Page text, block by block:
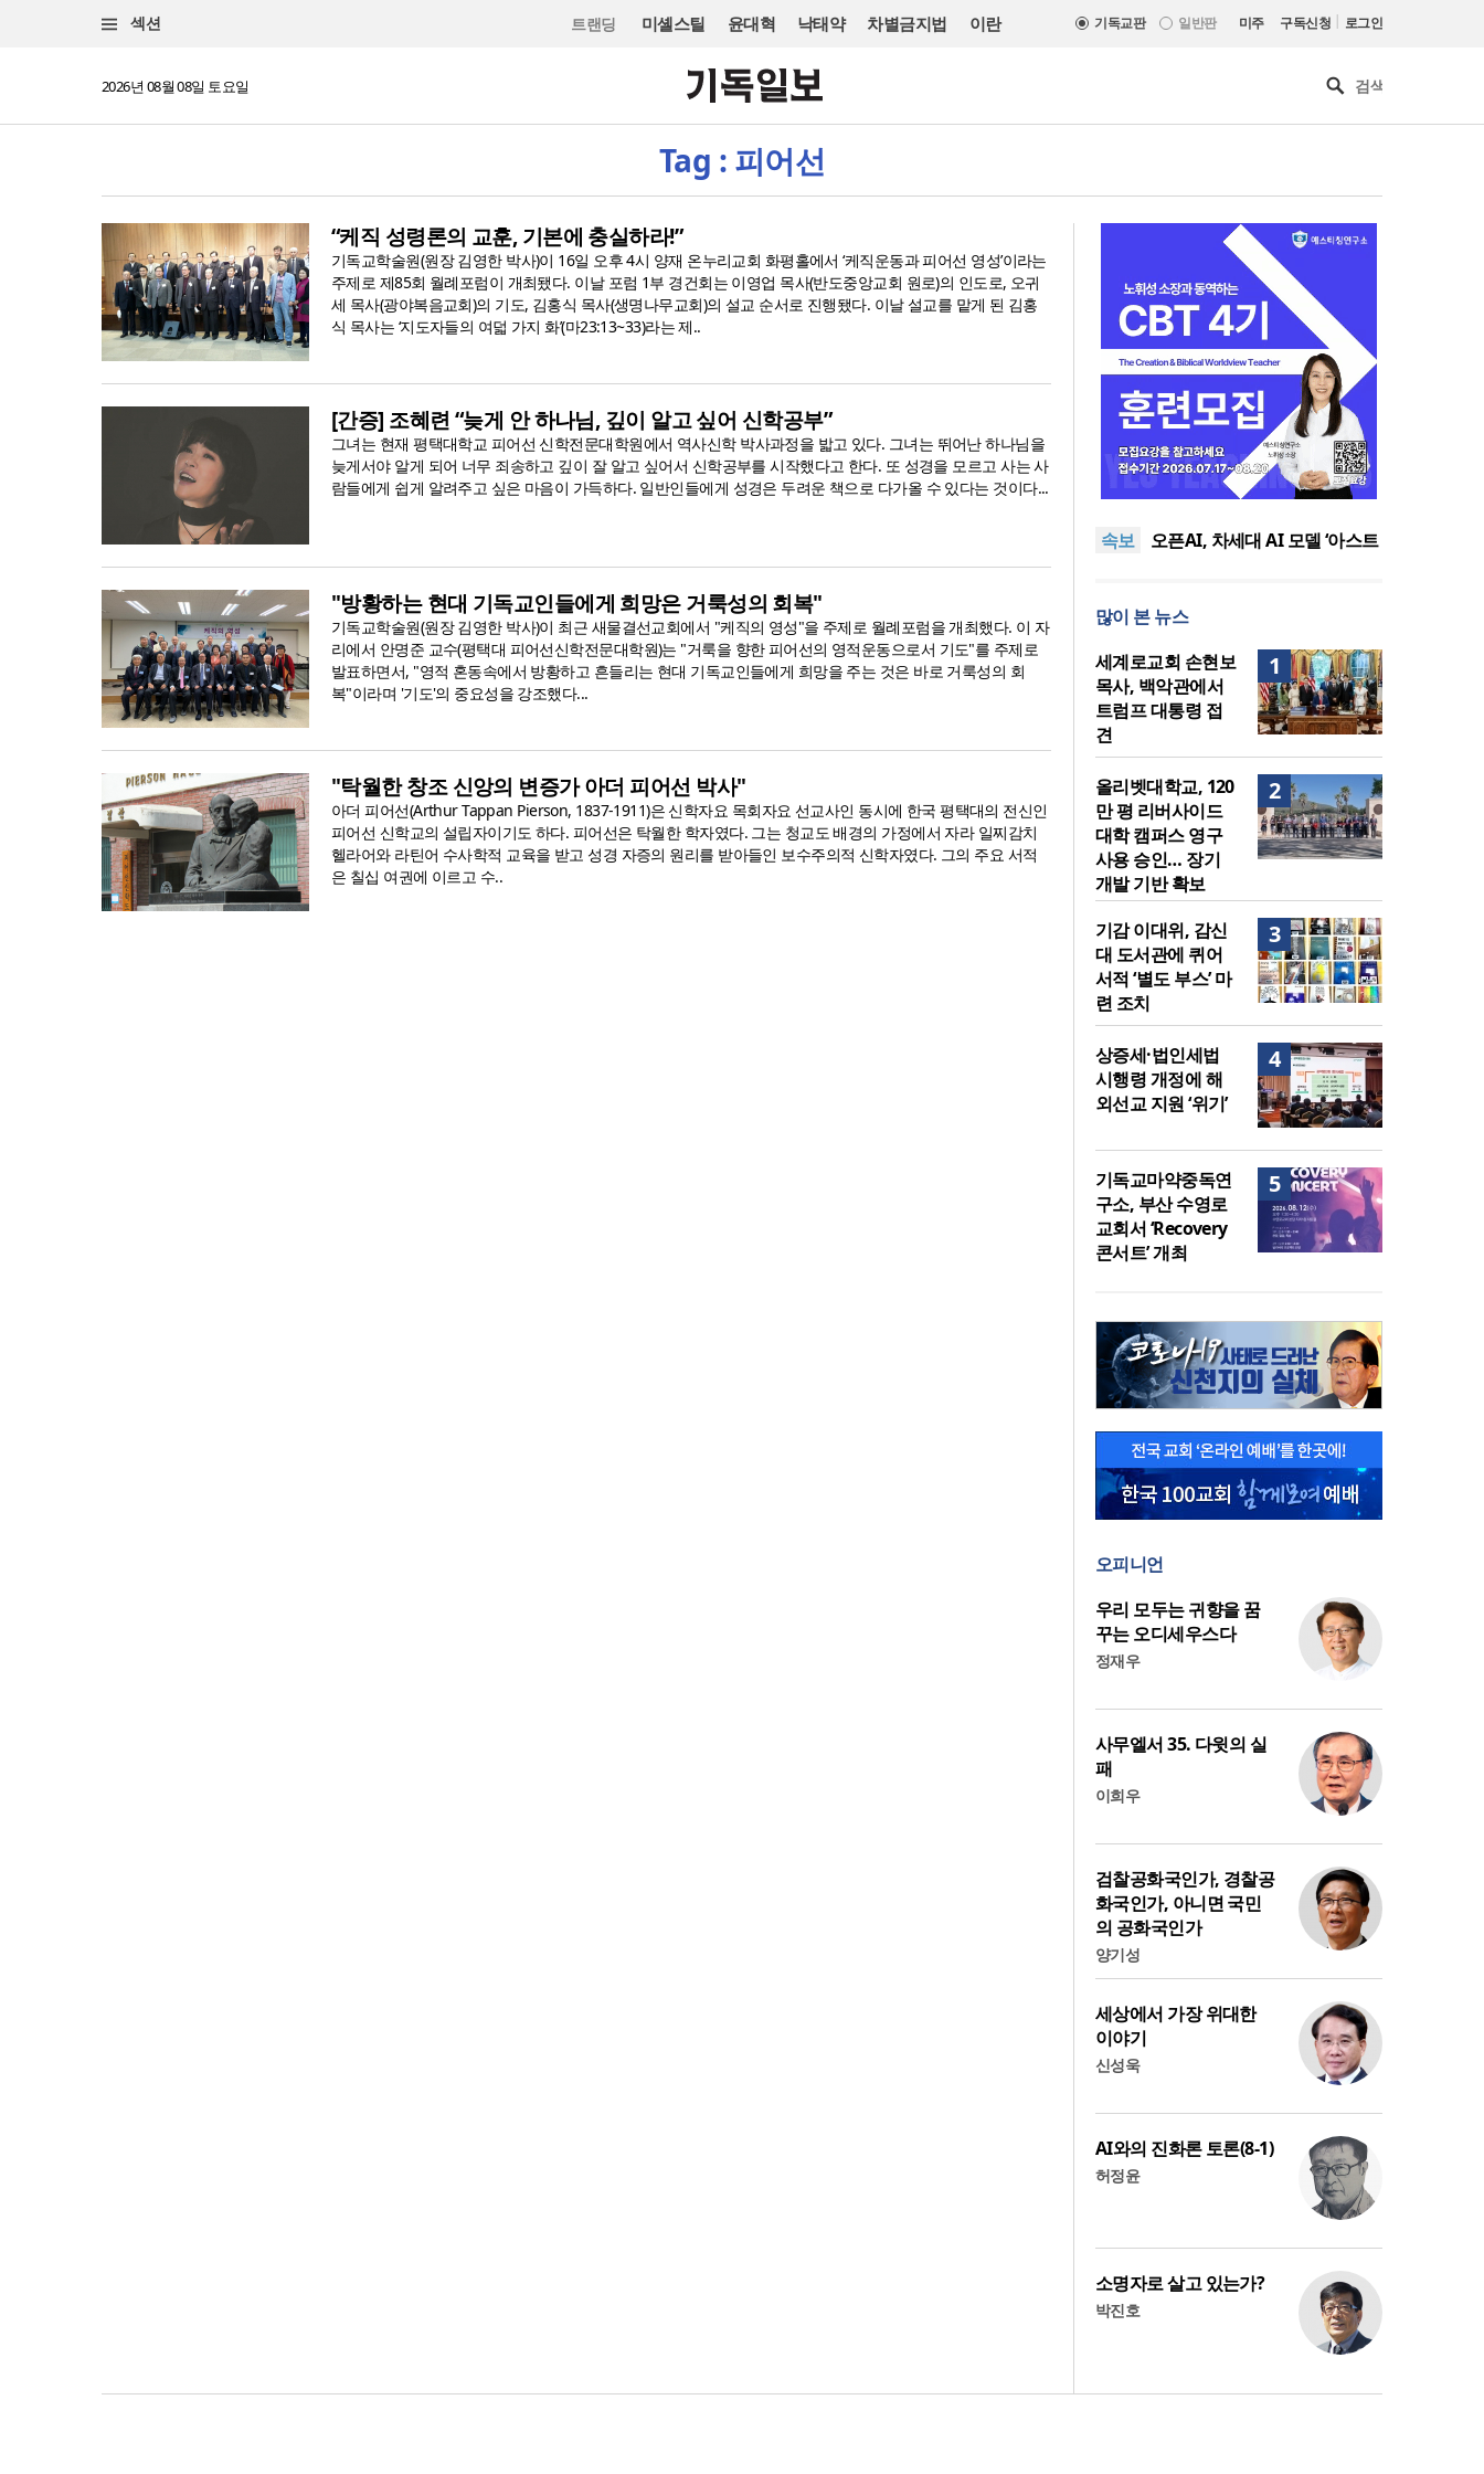
섹션 트랜딩 미셸스틸 윤대혁 낙태약 차별금지법 이란 기독교판 일반판 미주 구독신청 | 로그인
2026년 08월 08일 토요일
Tag : 피어선
“케직 성령론의 교훈, 기본에 충실하라!”
기독교학술원(원장 김영한 박사)이 16일 오후 4시 양재 온누리교회 화평홀에서 ‘케직운동과 피어선 영성’이라는
주제로 제85회 월례포럼이 개최됐다. 이날 포럼 1부 경건회는 이영업 목사(반도중앙교회 원로)의 인도로, 오귀
세 목사(광야복음교회)의 기도, 김홍식 목사(생명나무교회)의 설교 순서로 진행됐다. 이날 설교를 맡게 된 김홍
식 목사는 ‘지도자들의 여덟 가지 화’(마23:13~33)라는 제..
[간증] 조혜련 “늦게 안 하나님, 깊이 알고 싶어 신학공부”
그녀는 현재 평택대학교 피어선 신학전문대학원에서 역사신학 박사과정을 밟고 있다. 그녀는 뛰어난 하나님을
늦게서야 알게 되어 너무 죄송하고 깊이 잘 알고 싶어서 신학공부를 시작했다고 한다. 또 성경을 모르고 사는 사
람들에게 쉽게 알려주고 싶은 마음이 가득하다. 일반인들에게 성경은 두려운 책으로 다가올 수 있다는 것이다...
"방황하는 현대 기독교인들에게 희망은 거룩성의 회복"
기독교학술원(원장 김영한 박사)이 최근 새물결선교회에서 "케직의 영성"을 주제로 월례포럼을 개최했다. 이 자
리에서 안명준 교수(평택대 피어선신학전문대학원)는 "거룩을 향한 피어선의 영적운동으로서 기도"를 주제로
발표하면서, "영적 혼동속에서 방황하고 흔들리는 현대 기독교인들에게 희망을 주는 것은 바로 거룩성의 회
복"이라며 '기도'의 중요성을 강조했다...
"탁월한 창조 신앙의 변증가 아더 피어선 박사"
아더 피어선(Arthur Tappan Pierson, 1837-1911)은 신학자요 목회자요 선교사인 동시에 한국 평택대의 전신인
피어선 신학교의 설립자이기도 하다. 피어선은 탁월한 학자였다. 그는 청교도 배경의 가정에서 자라 일찌감치
헬라어와 라틴어 수사학적 교육을 받고 성경 자증의 원리를 받아들인 보수주의적 신학자였다. 그의 주요 서적
은 칠십 여권에 이르고 수..
속보
기감 이대위, 감신대 도서관에
명… 전년 동기 대비 34.4% 감
오픈AI, 차세대 AI 모델 ‘아스트
찰 수사 11개월째
관측에 재차 반대… “미래세대
위한 국가적 자산”
기감 이대위, 감신대 도서관에
퀴어서적 ‘별도 부스’ 마련 조치
2026년 상반기 탈북민 입국 63
명… 전년 동기 대비 34.4% 감
소
많이 본 뉴스
1
세계로교회 손현보
목사, 백악관에서
트럼프 대통령 접
견
2
올리벳대학교, 120
만 평 리버사이드
대학 캠퍼스 영구
사용 승인… 장기
개발 기반 확보
3
기감 이대위, 감신
대 도서관에 퀴어
서적 ‘별도 부스’ 마
련 조치
4
상증세·법인세법
시행령 개정에 해
외선교 지원 ‘위기’
5
기독교마약중독연
구소, 부산 수영로
교회서 ‘Recovery
콘서트’ 개최
오피니언
우리 모두는 귀향을 꿈
꾸는 오디세우스다
정재우
사무엘서 35. 다윗의 실
패
이희우
검찰공화국인가, 경찰공
화국인가, 아니면 국민
의 공화국인가
양기성
세상에서 가장 위대한
이야기
신성욱
AI와의 진화론 토론(8-1)
허정윤
소명자로 살고 있는가?
박진호